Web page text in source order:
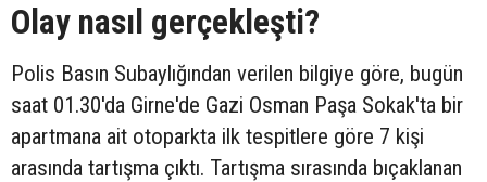
Olay nasıl gerçekleşti?
Polis Basın Subaylığından verilen bilgiye göre, bugün
saat 01.30'da Girne'de Gazi Osman Paşa Sokak'ta bir
apartmana ait otoparkta ilk tespitlere göre 7 kişi
arasında tartışma çıktı. Tartışma sırasında bıçaklanan